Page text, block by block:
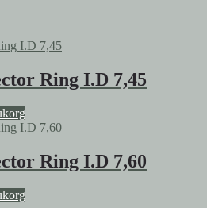
Ring I.D 7,45
Ring I.D 7,60